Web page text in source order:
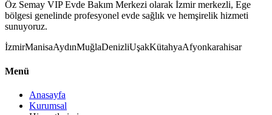
Öz Semay VIP Evde Bakım Merkezi olarak İzmir merkezli, Ege
bölgesi genelinde profesyonel evde sağlık ve hemşirelik hizmeti
sunuyoruz.
İzmirManisaAydınMuğlaDenizliUşakKütahyaAfyonkarahisar
Menü
Anasayfa
Kurumsal